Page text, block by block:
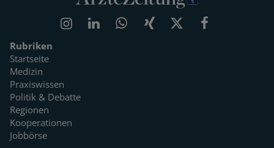
Rubriken
Startseite
Medizin
Praxiswissen
Politik & Debatte
Regionen
Kooperationen
Jobbörse